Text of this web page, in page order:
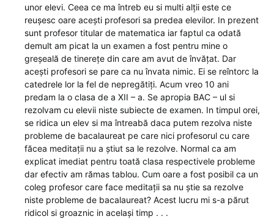
unor elevi. Ceea ce ma întreb eu si multi alții este ce
reușesc oare acești profesori sa predea elevilor. In prezent
sunt profesor titular de matematica iar faptul ca odată
demult am picat la un examen a fost pentru mine o
greșeală de tinerețe din care am avut de învățat. Dar
acești profesori se pare ca nu învata nimic. Ei se reîntorc la
catedrele lor la fel de nepregătiți. Acum vreo 10 ani
predam la o clasa de a XII – a. Se apropia BAC – ul si
rezolvam cu elevii niste subiecte de examen. In timpul orei,
se ridica un elev si ma întreabă daca putem rezolva niste
probleme de bacalaureat pe care nici profesorul cu care
făcea meditații nu a știut sa le rezolve. Normal ca am
explicat imediat pentru toată clasa respectivele probleme
dar efectiv am rămas tablou. Cum oare a fost posibil ca un
coleg profesor care face meditații sa nu știe sa rezolve
niste probleme de bacalaureat? Acest lucru mi s-a părut
ridicol si groaznic in același timp . . .